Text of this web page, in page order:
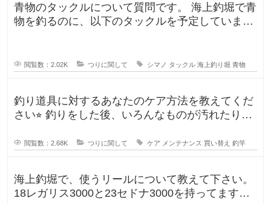
青物のタックルについて質問です。 海上釣堀で青
物を釣るのに、以下のタックルを予定していま
閲覧数：2.02K つりに関して シマノ タックル 海上釣り堀 青物
釣り道具に対するあなたのケア方法を教えてくだ
さい⭐︎ 釣りをした後、いろんなものが汚れたりし
閲覧数：2.68K つりに関して ケア メンテナンス 買い替え 釣竿
海上釣堀で、使うリールについて教えて下さい。
18レガリス3000と23セドナ3000を持ってます。